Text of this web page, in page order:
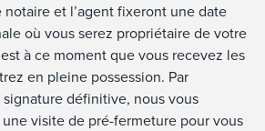
et l’agent fixeront une date
où vous serez propriétaire de votre
à ce moment que vous recevez les
en pleine possession. Par
définitive, nous vous
visite de pré-fermeture pour vous